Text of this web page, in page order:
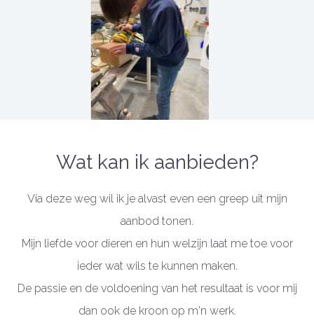
Wat kan ik aanbieden?
Via deze weg wil ik je alvast even een greep uit mijn
aanbod tonen.
Mijn liefde voor dieren en hun welzijn laat me toe voor
ieder wat wils te kunnen maken.
De passie en de voldoening van het resultaat is voor mij
dan ook de kroon op m'n werk.